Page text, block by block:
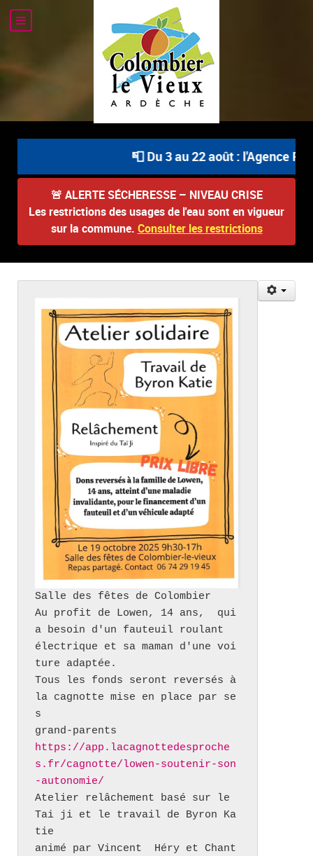
📮 Du 3 au 22 août : l'Agence
🚨 ALERTE SÉCHERESSE – NIVEAU CRISE
Les restrictions des usages de l'eau sont en vigueur
sur la commune. Consulter les restrictions
Salle des fêtes de Colombier
Au profit de Lowen, 14 ans,  qui
a besoin d'un fauteuil roulant
électrique et sa maman d'une voi
ture adaptée.
Tous les fonds seront reversés à
la cagnotte mise en place par se
s
https://app.lacagnottedesproche
s.fr/cagnotte/lowen-soutenir-son
-autonomie/
Atelier relâchement basé sur le
Tai ji et le travail de Byron Ka
tie
animé par Vincent  Héry et Chant